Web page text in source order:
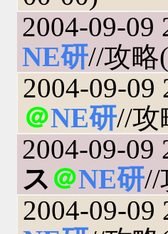
2004-09-09
NE研//攻略
2004-09-09
＠NE研//攻
2004-09-09
ス ＠NE研//
2004-09-09